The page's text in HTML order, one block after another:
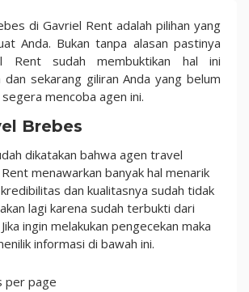
di Gavriel Rent adalah pilihan yang
Anda. Bukan tanpa alasan pastinya
Rent sudah membuktikan hal ini
sekarang giliran Anda yang belum
mencoba agen ini.
Brebes
dikatakan bahwa agen travel
menawarkan banyak hal menarik
dan kualitasnya sudah tidak
lagi karena sudah terbukti dari
ingin melakukan pengecekan maka
informasi di bawah ini.
per page